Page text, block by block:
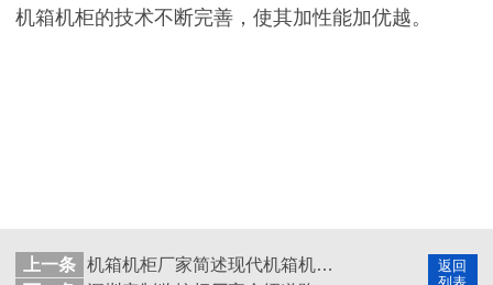
机箱机柜的技术不断完善，使其加性能加优越。
返回
上一条
机箱机柜厂家简述现代机箱机柜结构设计的要求